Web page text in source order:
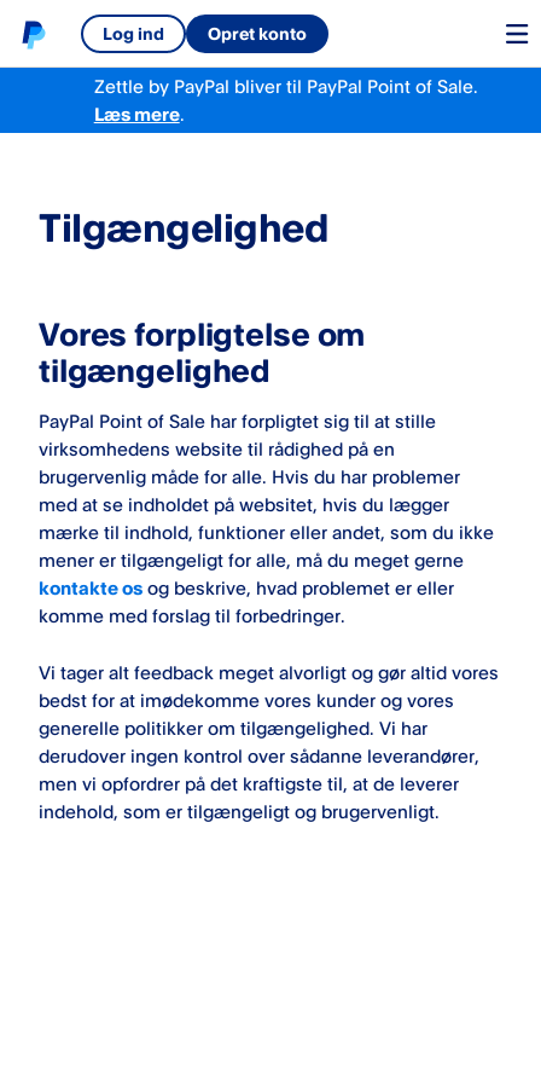
Log ind Opret konto
Zettle by PayPal bliver til PayPal Point of Sale.
Læs mere.
Tilgængelighed
Vores forpligtelse om
tilgængelighed
PayPal Point of Sale har forpligtet sig til at stille
virksomhedens website til rådighed på en
brugervenlig måde for alle. Hvis du har problemer
med at se indholdet på websitet, hvis du lægger
mærke til indhold, funktioner eller andet, som du ikke
mener er tilgængeligt for alle, må du meget gerne
kontakte os og beskrive, hvad problemet er eller
komme med forslag til forbedringer.
Vi tager alt feedback meget alvorligt og gør altid vores
bedst for at imødekomme vores kunder og vores
generelle politikker om tilgængelighed. Vi har
derudover ingen kontrol over sådanne leverandører,
men vi opfordrer på det kraftigste til, at de leverer
indehold, som er tilgængeligt og brugervenligt.